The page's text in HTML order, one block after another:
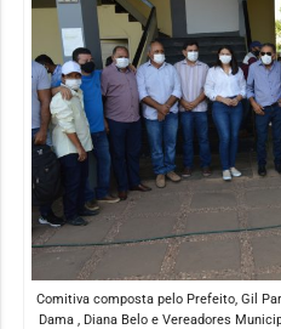
Comitiva composta pelo Prefeito, Gil
Dama , Diana Belo e Vereadores